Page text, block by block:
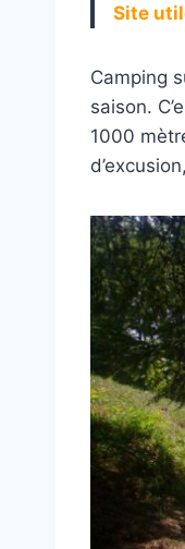
Site
Camping
saison.
1000